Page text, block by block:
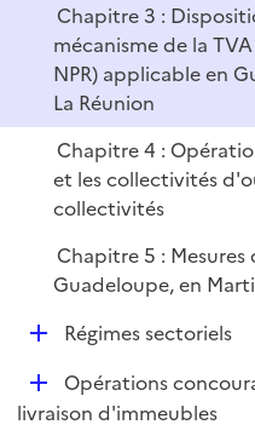
Chapitre 3 :
mécanisme de la
NPR) applicable en
La Réunion
Chapitre 4 :
et les collectivités
collectivités
Chapitre 5 :
Guadeloupe, en
D
l
Régimes sectoriels
D
é
Opérations
livraison d'immeubles